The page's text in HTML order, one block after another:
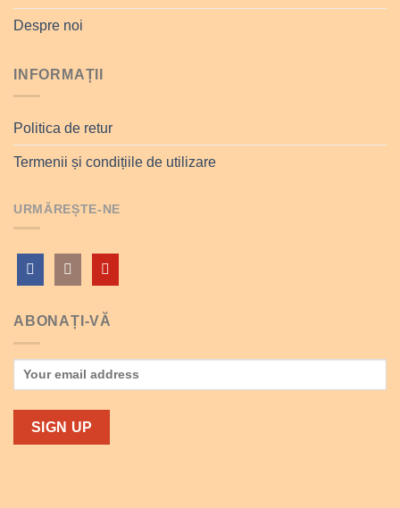
Despre noi
INFORMAȚII
Politica de retur
Termenii și condițiile de utilizare
URMĂREȘTE-NE
ABONAȚI-VĂ